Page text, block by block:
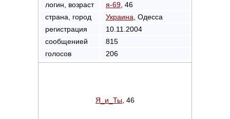
логин, возраст я-69 , 46
страна, город
Украина , Одесса
регистрация
10.11.2004
сообщенией
815
голосов
206
Я_и_Ты , 46